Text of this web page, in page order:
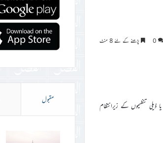
0 پڑھنے کے لئے 8 منٹ
تنظیموں کے زیرانتظام
مقبول